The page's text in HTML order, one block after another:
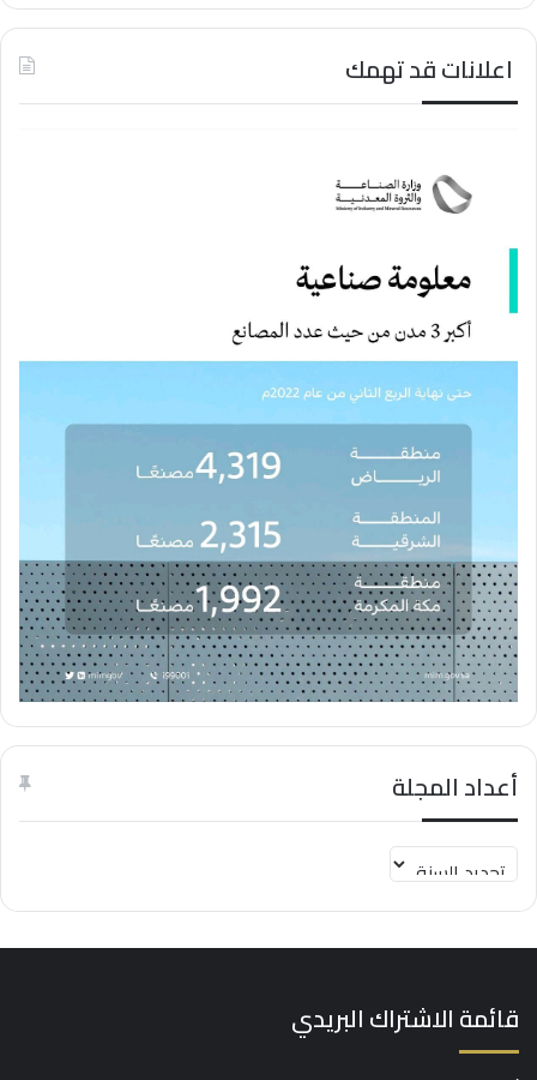
اعلانات قد تهمك
تتشرف اللجنة الوطنية الصناعية باتحاد الغرف السعودية بدعوتكم لحضور
اللقاء الأول الموسع للصناعيين
أعداد المجلة
قائمة الاشتراك البريدي